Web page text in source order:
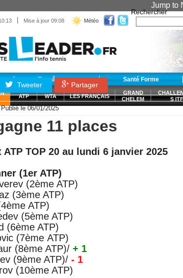
Jump to
| Mise à jour 09:08 Météo
Rechercher
Entraînement Santé Forme
ATP WTA LES FRANÇAIS
GRAND
CHELEM
S ITF
Tweeter Partager
le 06/01/2025
11 places
ATP TOP 20 au lundi 6 janvier 2025
(1er ATP)
(2ème ATP)
(3ème ATP)
ATP)
(5ème ATP)
(6ème ATP)
(7ème ATP)
(8ème ATP)/ + 1
(9ème ATP)/ - 1
(10ème ATP)